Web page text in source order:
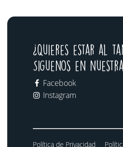
¿Quieres estar al
Siguenos en
Facebook
Instagram
Política de Privacidad